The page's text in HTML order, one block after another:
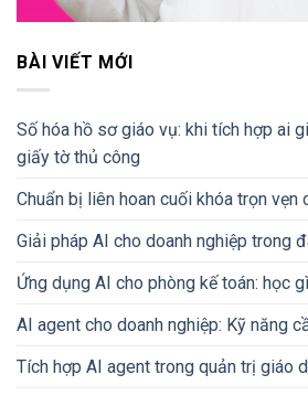
BÀI VIẾT MỚI
Số hóa hồ sơ giáo vụ: khi tích hợp ai
giấy tờ thủ công
Chuẩn bị liên hoan cuối khóa trọn vẹn
Giải pháp AI cho doanh nghiệp trong
Ứng dụng AI cho phòng kế toán: học
AI agent cho doanh nghiệp: Kỹ năng
Tích hợp AI agent trong quản trị giáo